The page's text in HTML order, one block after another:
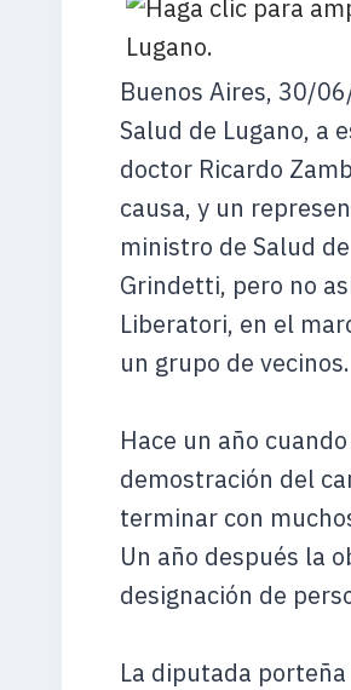
Buenos Aires, 30/
Salud de Lugano, a
doctor Ricardo
causa, y un
ministro de Salud
Grindetti, pero no
Liberatori, en el
un grupo de vecinos.
Hace un año
demostración del
terminar con
Un año después la
designación de
La diputada